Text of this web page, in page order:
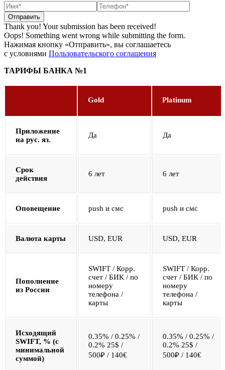
Thank you! Your submission has been received!
Oops! Something went wrong while submitting the form.
Нажимая кнопку «Отправить», вы соглашаетесь
с условиями Пользовательского соглашения
ТАРИФЫ БАНКА №1
Gold Platinum
Приложение
на рус. яз.
Да Да
Срок
действия
6 лет 6 лет
Оповещение push и смс push и смс
Валюта карты USD, EUR USD, EUR
Пополнение
из России
SWIFT / Корр.
счет / БИК / по
номеру
телефона /
карты
SWIFT / Корр.
счет / БИК / по
номеру
телефона /
карты
Исходящий
SWIFT, % (с
минимальной
суммой)
0.35% / 0.25% /
0.2% 25$ /
500₽ / 140€
0.35% / 0.25% /
0.2% 25$ /
500₽ / 140€